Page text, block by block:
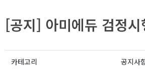
[공지] 아미에듀 검정시
카테고리 공지사